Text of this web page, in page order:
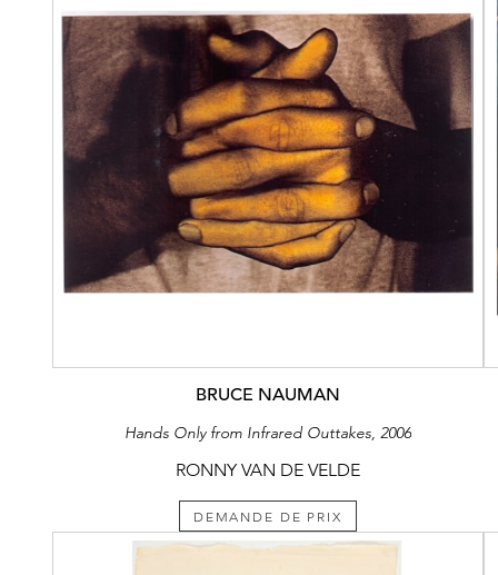
BRUCE NAUMAN
Hands Only from Infrared Outtakes, 2006
RONNY VAN DE VELDE
DEMANDE DE PRIX